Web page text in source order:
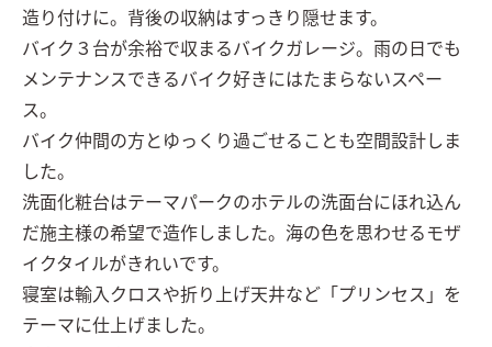
造り付けに。背後の収納はすっきり隠せます。
バイク３台が余裕で収まるバイクガレージ。雨の日でも
メンテナンスできるバイク好きにはたまらないスペー
ス。
バイク仲間の方とゆっくり過ごせることも空間設計しま
した。
洗面化粧台はテーマパークのホテルの洗面台にほれ込ん
だ施主様の希望で造作しました。海の色を思わせるモザ
イクタイルがきれいです。
寝室は輸入クロスや折り上げ天井など「プリンセス」を
テーマに仕上げました。